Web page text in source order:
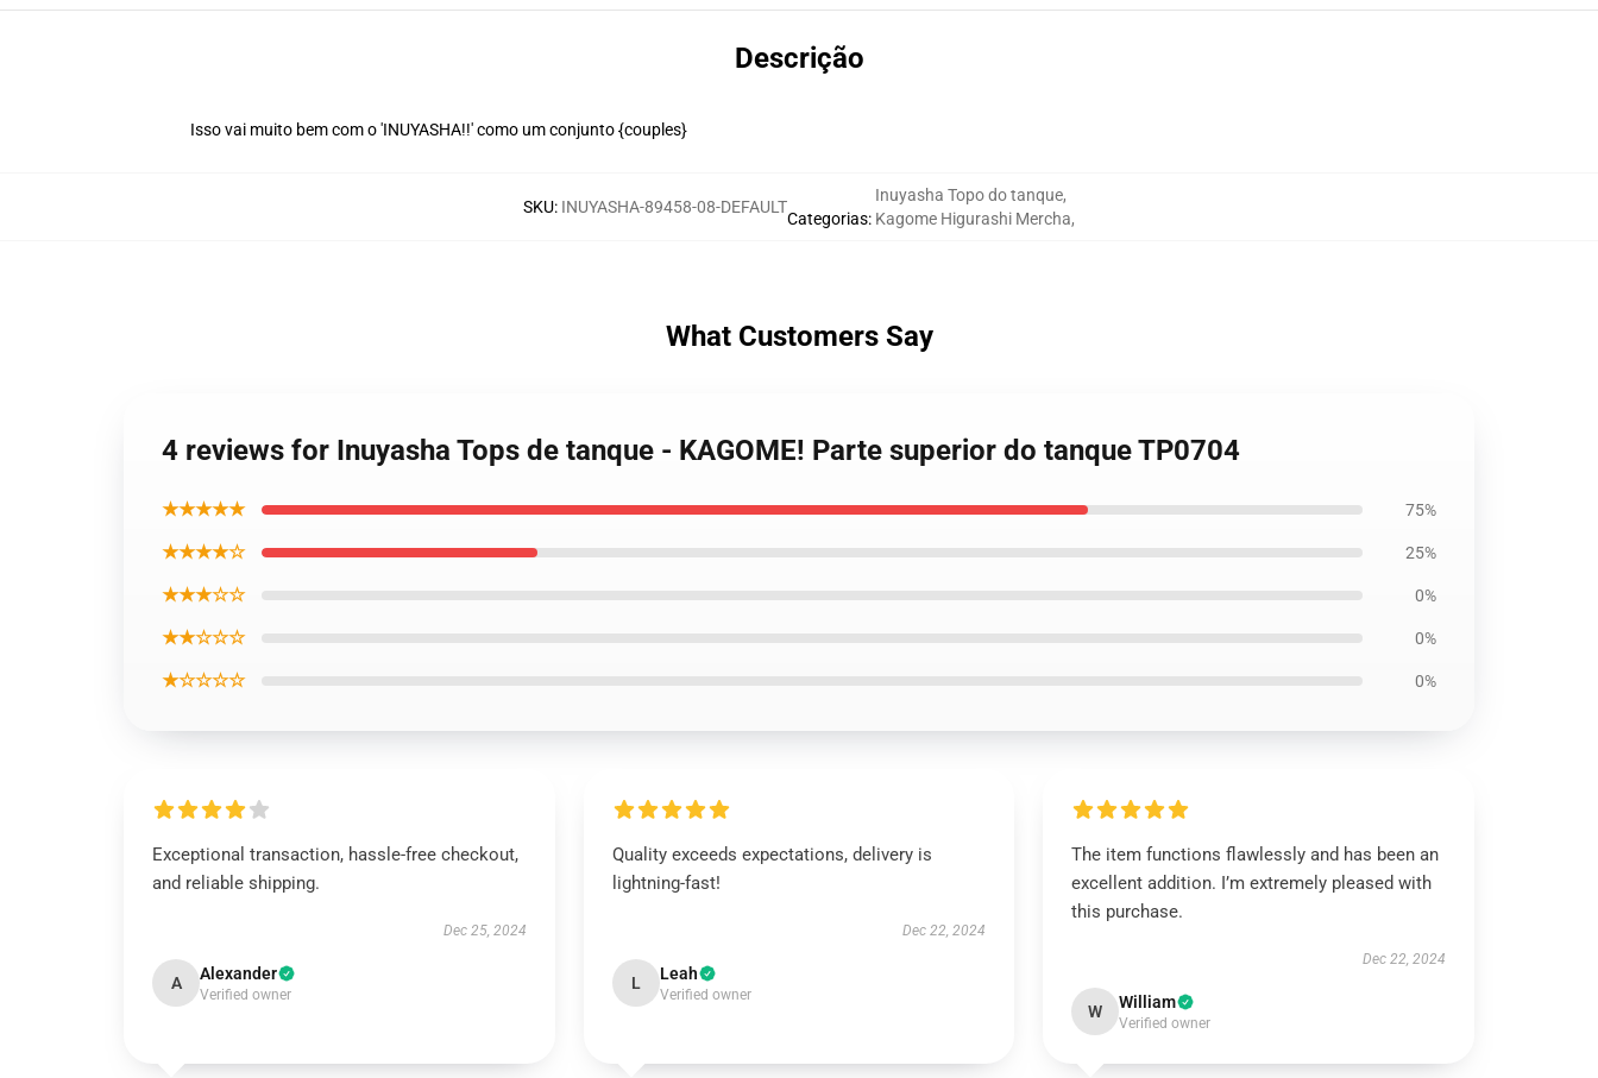
Descrição
Isso vai muito bem com o 'INUYASHA!!' como um conjunto {couples}
SKU: INUYASHA-89458-08-DEFAULT
Categorias:
Inuyasha Topo do tanque,
Kagome Higurashi Mercha,
What Customers Say
4 reviews for Inuyasha Tops de tanque - KAGOME! Parte superior do tanque TP0704
★★★★★ 75%
★★★★☆ 25%
★★★☆☆ 0%
★★☆☆☆ 0%
★☆☆☆☆ 0%
Exceptional transaction, hassle-free checkout,
and reliable shipping.
Dec 25, 2024
A Alexander
Verified owner
Quality exceeds expectations, delivery is
lightning-fast!
Dec 22, 2024
L Leah
Verified owner
The item functions flawlessly and has been an
excellent addition. I’m extremely pleased with
this purchase.
Dec 22, 2024
W William
Verified owner